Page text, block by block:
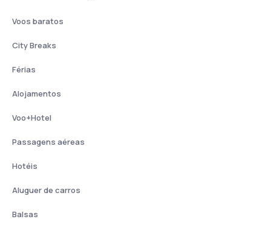
Voos baratos
City Breaks
Férias
Alojamentos
Voo+Hotel
Passagens aéreas
Hotéis
Aluguer de carros
Balsas